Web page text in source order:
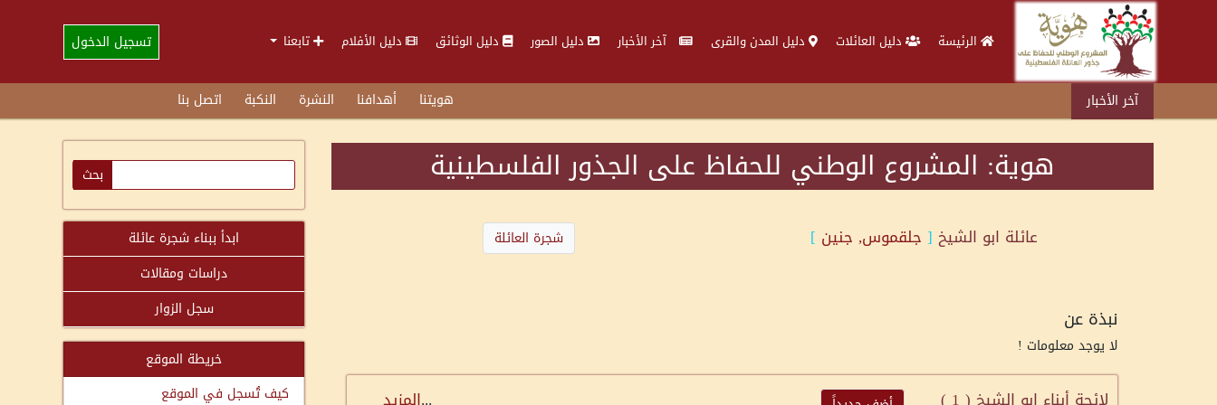
الرئيسة دليل العائلات دليل المدن والقرى آخر الأخبار دليل الصور دليل الوثائق دليل الأفلام تابعنا تسجيل الدخول
آخر الأخبار هويتنا أهدافنا النشرة النكبة اتصل بنا
هوية: المشروع الوطني للحفاظ على الجذور الفلسطينية
عائلة ابو الشيخ [ جلقموس, جنين ] شجرة العائلة
نبذة عن
لا يوجد معلومات !
ابدأ ببناء شجرة عائلة
دراسات ومقالات
سجل الزوار
خريطة الموقع
كيف تُسجل في الموقع